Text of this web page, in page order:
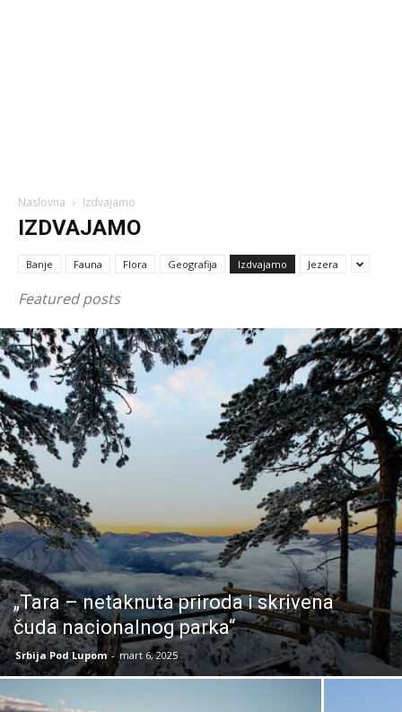
Naslovna Izdvajamo
IZDVAJAMO
Banje Fauna Flora Geografija Izdvajamo Jezera
Featured posts
„Tara – netaknuta priroda i skrivena
čuda nacionalnog parka“
Srbija Pod Lupom - mart 6, 2025